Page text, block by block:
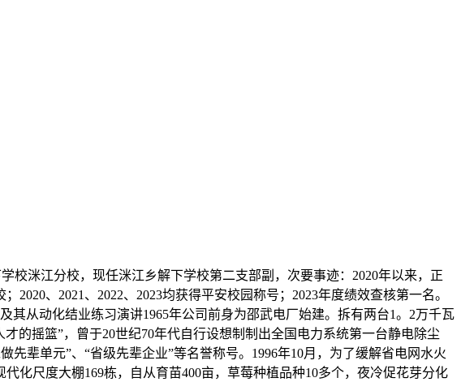
洣江分校，现任洣江乡解下学校第二支部副，次要事迹：2020年以来，正
、2021、2022、2023均获得平安校园称号；2023年度绩效查核第一名。
其从动化结业练习演讲1965年公司前身为邵武电厂始建。拆有两台1。2万千瓦
的摇篮”，曾于20世纪70年代自行设想制制出全国电力系统第一台静电除尘
辈单元”、“省级先辈企业”等名誉称号。1996年10月，为了缓解省电网水火
化尺度大棚169栋，自从育苗400亩，草莓种植品种10多个，夜冷促花芽分化